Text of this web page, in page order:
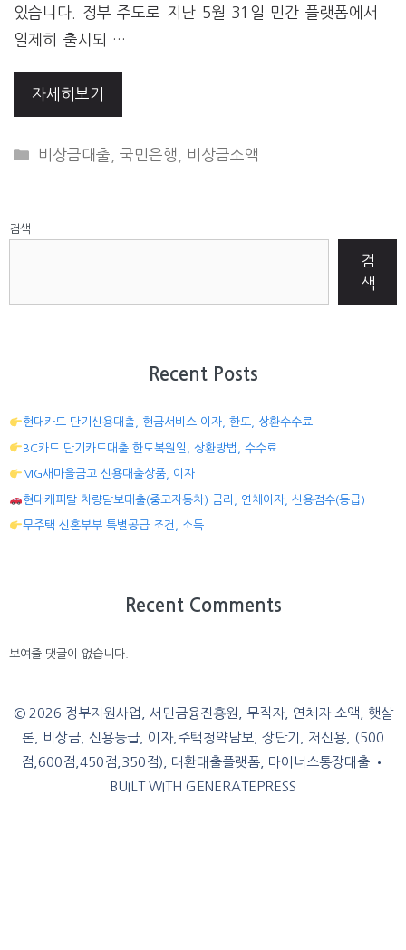
있습니다. 정부 주도로 지난 5월 31일 민간 플랫폼에서
일제히 출시되 …
자세히보기
CATEGORIES
비상금대출 ,국민은행 비상금소액
검색
검
색
Recent Posts
현대카드 단기신용대출, 현금서비스 이자, 한도, 상환수수료
BC카드 단기카드대출 한도복원일, 상환방법, 수수료
MG새마을금고 신용대출상품, 이자
현대캐피탈 차량담보대출(중고자동차) 금리, 연체이자, 신용점수(등급)
무주택 신혼부부 특별공급 조건, 소득
Recent Comments
보여줄 댓글이 없습니다.
© 2026 정부지원사업, 서민금융진흥원, 무직자, 연체자 소액, 햇살
론, 비상금, 신용등급, 이자,주택청약담보, 장단기, 저신용, (500
점,600점,450점,350점), 대환대출플랫폼, 마이너스통장대출 •
BUILT WITH GENERATEPRESS